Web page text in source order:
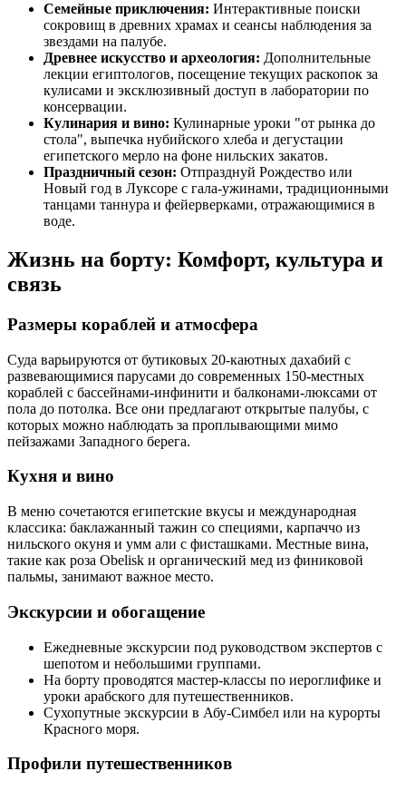
Семейные приключения: Интерактивные поиски
сокровищ в древних храмах и сеансы наблюдения за
звездами на палубе.
Древнее искусство и археология: Дополнительные
лекции египтологов, посещение текущих раскопок за
кулисами и эксклюзивный доступ в лаборатории по
консервации.
Кулинария и вино: Кулинарные уроки "от рынка до
стола", выпечка нубийского хлеба и дегустации
египетского мерло на фоне нильских закатов.
Праздничный сезон: Отпразднуй Рождество или
Новый год в Луксоре с гала-ужинами, традиционными
танцами таннура и фейерверками, отражающимися в
воде.
Жизнь на борту: Комфорт, культура и
связь
Размеры кораблей и атмосфера
Суда варьируются от бутиковых 20-каютных дахабий с
развевающимися парусами до современных 150-местных
кораблей с бассейнами-инфинити и балконами-люксами от
пола до потолка. Все они предлагают открытые палубы, с
которых можно наблюдать за проплывающими мимо
пейзажами Западного берега.
Кухня и вино
В меню сочетаются египетские вкусы и международная
классика: баклажанный тажин со специями, карпаччо из
нильского окуня и умм али с фисташками. Местные вина,
такие как роза Obelisk и органический мед из финиковой
пальмы, занимают важное место.
Экскурсии и обогащение
Ежедневные экскурсии под руководством экспертов с
шепотом и небольшими группами.
На борту проводятся мастер-классы по иероглифике и
уроки арабского для путешественников.
Сухопутные экскурсии в Абу-Симбел или на курорты
Красного моря.
Профили путешественников